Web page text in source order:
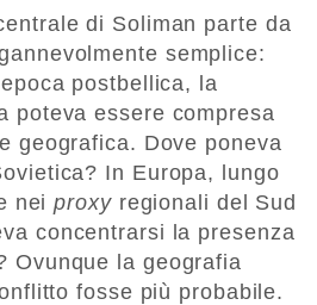
di Soliman parte da
semplice:
postbellica, la
poteva essere compresa
geografica. Dove poneva
In Europa, lungo
neiproxyregionali del Sud
concentrarsi la presenza
Ovunque la geografia
fosse più probabile.